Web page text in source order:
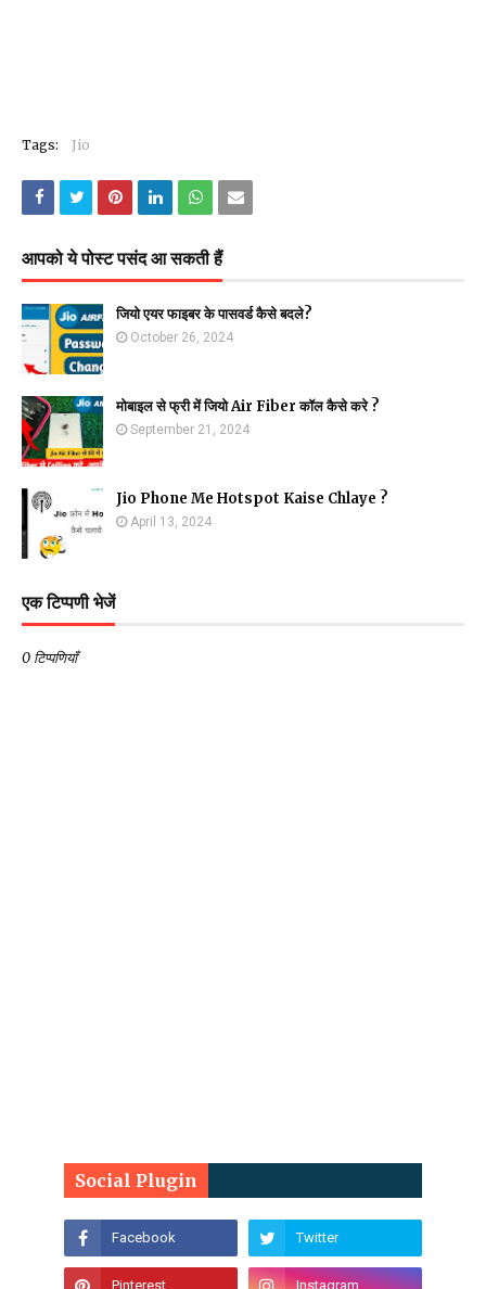
Tags: Jio
आपको ये पोस्ट पसंद आ सकती हैं
जियो एयर फाइबर के पासवर्ड कैसे बदले?
October 26, 2024
मोबाइल से फ्री में जियो Air Fiber कॉल कैसे करे ?
September 21, 2024
Jio Phone Me Hotspot Kaise Chlaye ?
April 13, 2024
एक टिप्पणी भेजें
0 टिप्पणियाँ
Social Plugin